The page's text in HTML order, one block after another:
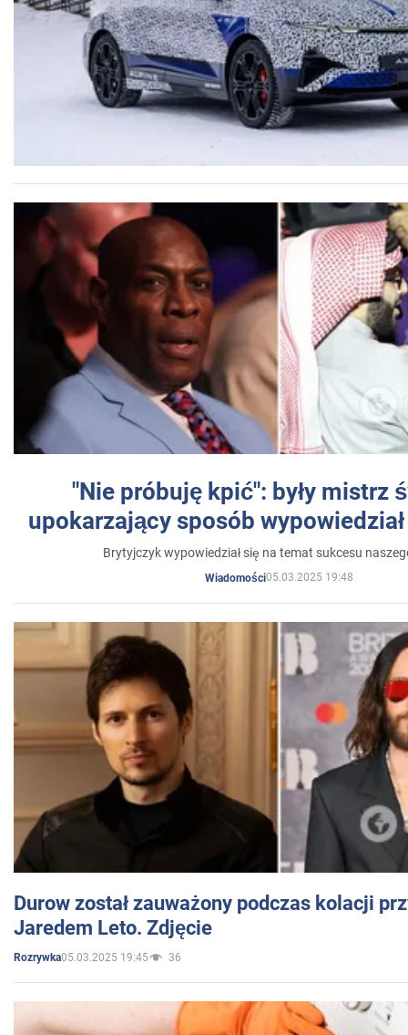
"Nie próbuję kpić": były mistrz
upokarzający sposób
Brytyjczyk wypowiedział się na temat sukcesu
Wiadomości05.03.2025 19:48
Durow został zauważony podczas kolacji
Jaredem Leto. Zdjęcie
Rozrywka05.03.2025 19:45 36